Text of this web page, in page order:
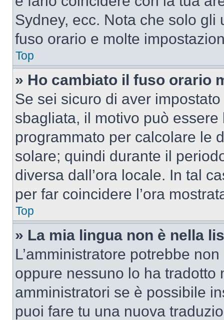
Sydney, ecc. Nota che solo
fuso orario e molte
Top
» Ho cambiato il fuso orario
Se sei sicuro di aver
sbagliata, il motivo può essere
programmato per calcolare le
solare; quindi durante il
diversa dall’ora locale. In tal
per far coincidere l’ora
Top
» La mia lingua non è nella
L’amministratore potrebbe
oppure nessuno lo ha
amministratori se è possibile
puoi fare tu una nuova